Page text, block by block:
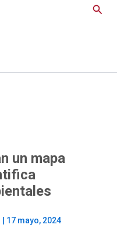
un mapa
17 mayo, 2024